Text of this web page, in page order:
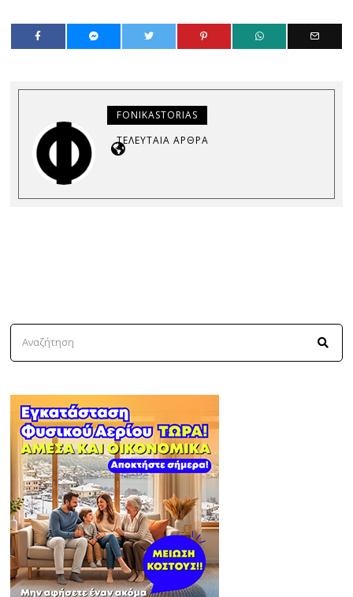
FONIKASTORIAS
ΤΕΛΕΥΤΑΊΑ ΆΡΘΡΑ